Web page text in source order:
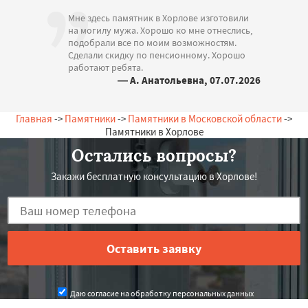
Мне здесь памятник в Хорлове изготовили
на могилу мужа. Хорошо ко мне отнеслись,
подобрали все по моим возможностям.
Сделали скидку по пенсионному. Хорошо
работают ребята.
— А. Анатольевна, 07.07.2026
Главная -> Памятники-> Памятники в Московской области->
Памятники в Хорлове
Остались вопросы?
Закажи бесплатную консультацию в Хорлове!
Даю согласие на обработку персональных данных